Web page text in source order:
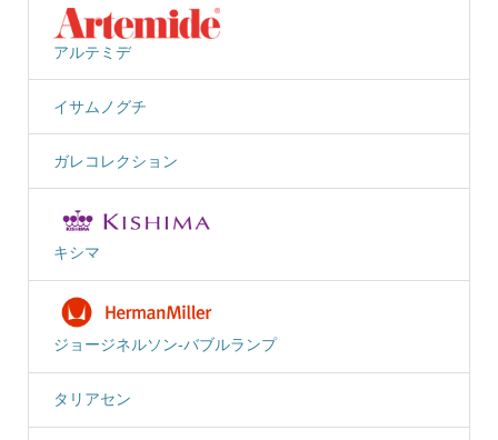
アルテミデ
イサムノグチ
ガレコレクション
キシマ
ジョージネルソン-バブルランプ
タリアセン